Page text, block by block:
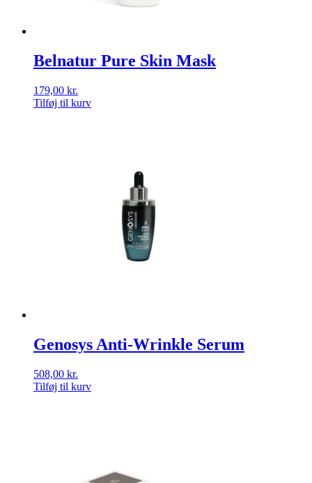
Belnatur Pure Skin Mask
179,00 kr.
Tilføj til kurv
Genosys Anti-Wrinkle Serum
508,00 kr.
Tilføj til kurv